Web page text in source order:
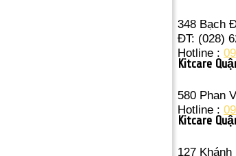
348 Bạch
ĐT: (028)
Hotline :
Kitcare
580 Phan
Hotline :
Kitcare
127